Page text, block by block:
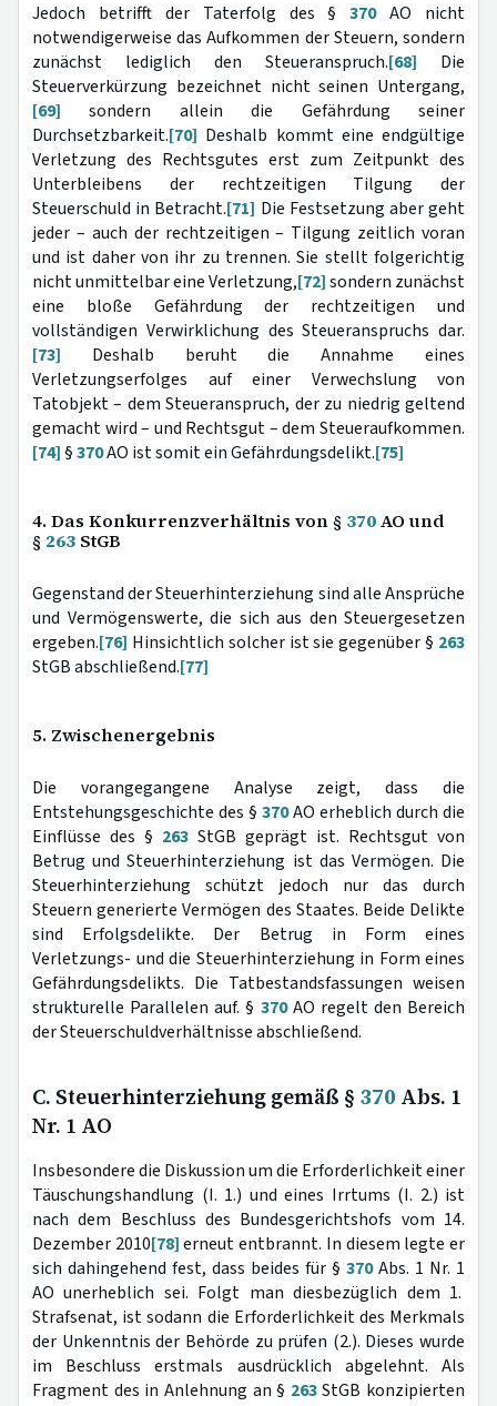
Jedoch betrifft der Taterfolg des §370AO nicht
notwendigerweise das Aufkommen der Steuern, sondern
zunächst lediglich den Steueranspruch.[68] Die
Steuerverkürzung bezeichnet nicht seinen Untergang,
[69] sondern allein die Gefährdung seiner
Durchsetzbarkeit.[70] Deshalb kommt eine endgültige
Verletzung des Rechtsgutes erst zum Zeitpunkt des
Unterbleibens der rechtzeitigen Tilgung der
Steuerschuld in Betracht.[71] Die Festsetzung aber geht
jeder – auch der rechtzeitigen – Tilgung zeitlich voran
und ist daher von ihr zu trennen. Sie stellt folgerichtig
nicht unmittelbar eine Verletzung,[72]sondern zunächst
eine bloße Gefährdung der rechtzeitigen und
vollständigen Verwirklichung des Steueranspruchs dar.
[73] Deshalb beruht die Annahme eines
Verletzungserfolges auf einer Verwechslung von
Tatobjekt – dem Steueranspruch, der zu niedrig geltend
gemacht wird – und Rechtsgut – dem Steueraufkommen.
[74]§370AO ist somit ein Gefährdungsdelikt.[75]
4. Das Konkurrenzverhältnis von § 370AO und
§ 263 StGB
Gegenstand der Steuerhinterziehung sind alle Ansprüche
und Vermögenswerte, die sich aus den Steuergesetzen
ergeben.[76] Hinsichtlich solcher ist sie gegenüber § 263
StGB abschließend.[77]
5. Zwischenergebnis
Die vorangegangene Analyse zeigt, dass die
Entstehungsgeschichte des § 370AO erheblich durch die
Einflüsse des § 263 StGB geprägt ist. Rechtsgut von
Betrug und Steuerhinterziehung ist das Vermögen. Die
Steuerhinterziehung schützt jedoch nur das durch
Steuern generierte Vermögen des Staates. Beide Delikte
sind Erfolgsdelikte. Der Betrug in Form eines
Verletzungs- und die Steuerhinterziehung in Form eines
Gefährdungsdelikts. Die Tatbestandsfassungen weisen
strukturelle Parallelen auf. § 370AO regelt den Bereich
der Steuerschuldverhältnisse abschließend.
C. Steuerhinterziehung gemäß § 370 Abs. 1
Nr. 1 AO
Insbesondere die Diskussion um die Erforderlichkeit einer
Täuschungshandlung (I. 1.) und eines Irrtums (I. 2.) ist
nach dem Beschluss des Bundesgerichtshofs vom 14.
Dezember 2010[78]erneut entbrannt. In diesem legte er
sich dahingehend fest, dass beides für § 370Abs. 1 Nr. 1
AO unerheblich sei. Folgt man diesbezüglich dem 1.
Strafsenat, ist sodann die Erforderlichkeit des Merkmals
der Unkenntnis der Behörde zu prüfen (2.). Dieses wurde
im Beschluss erstmals ausdrücklich abgelehnt. Als
Fragment des in Anlehnung an § 263StGB konzipierten